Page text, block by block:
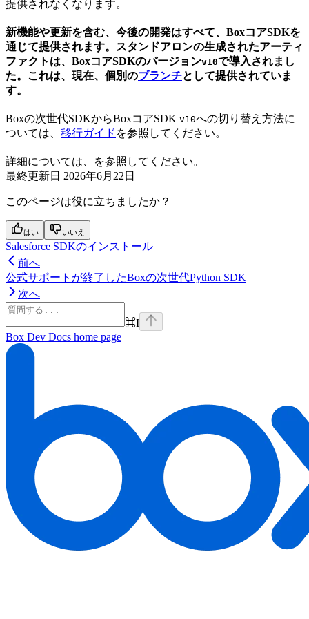
提供されなくなります。
新機能や更新を含む、今後の開発はすべて、BoxコアSDKを
通じて提供されます。スタンドアロンの生成されたアーティ
ファクトは、BoxコアSDKのバージョンv10で導入されまし
た。これは、現在、個別のブランチとして提供されていま
す。
Boxの次世代SDKからBoxコアSDK v10への切り替え方法に
ついては、 移行ガイド を参照してください。
詳細については、
を参照してください。
最終更新日 2026年6月22日
このページは役に立ちましたか？
はい いいえ
Salesforce SDKのインストール
前へ
公式サポートが終了したBoxの次世代Python SDK
次へ
⌘I
Box Dev Docs home page